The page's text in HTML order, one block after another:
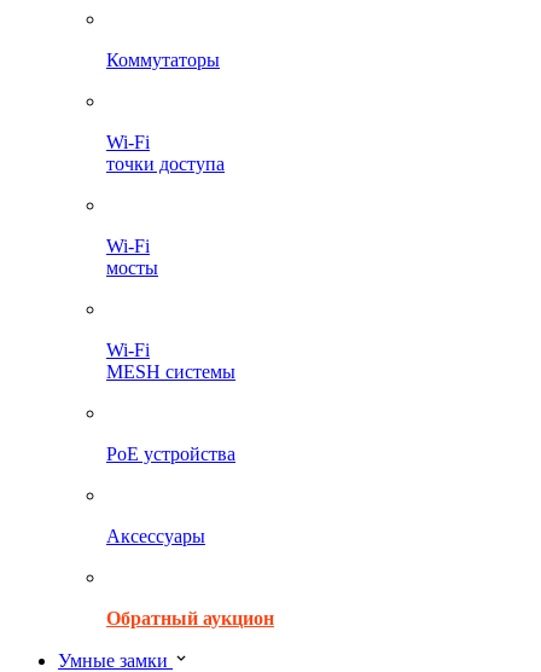
Коммутаторы
Wi-Fi
точки доступа
Wi-Fi
мосты
Wi-Fi
MESH системы
PoE устройства
Аксессуары
Обратный аукцион
Умные замки